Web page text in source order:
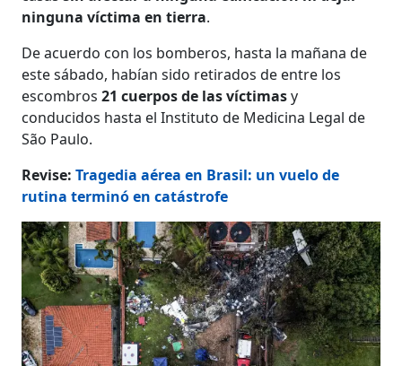
ninguna víctima en tierra.
De acuerdo con los bomberos, hasta la mañana de
este sábado, habían sido retirados de entre los
escombros 21 cuerpos de las víctimasy
conducidos hasta el Instituto de Medicina Legal de
São Paulo.
Revise:Tragedia aérea en Brasil: un vuelo de
rutina terminó en catástrofe